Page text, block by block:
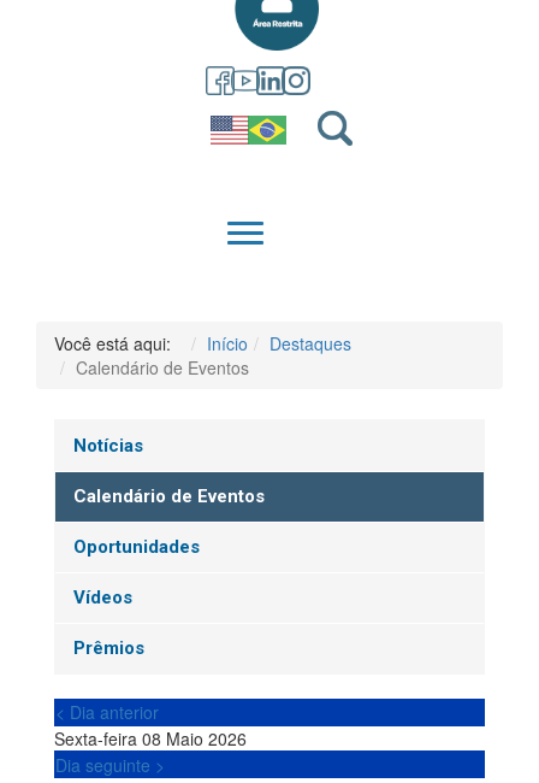
QUEM SOMOS
Você está aqui: Início
Destaques
Calendário de Eventos
Notícias
Calendário de Eventos
Oportunidades
Vídeos
Prêmios
< Dia anterior
Sexta-feira 08 Maio 2026
Dia seguinte >